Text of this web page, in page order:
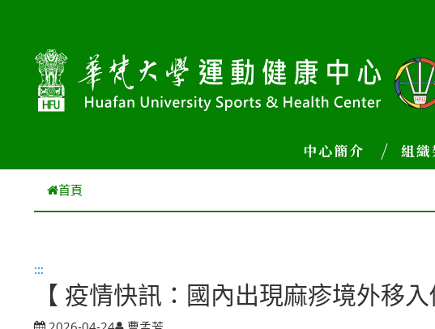
中心簡介 組織
首頁
:::
【 疫情快訊：國內出現麻疹境外移